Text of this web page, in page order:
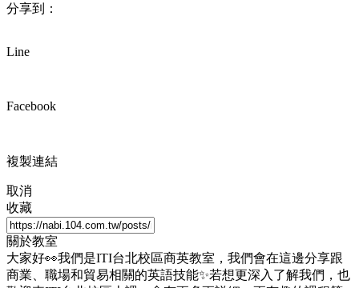
分享到：
Line
Facebook
複製連結
取消
收藏
關於教室
大家好👀我們是ITI台北校區商英教室，我們會在這邊分享跟
商業、職場和貿易相關的英語技能✨若想更深入了解我們，也